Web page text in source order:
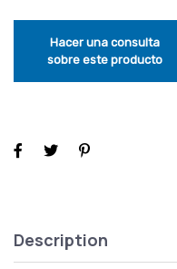
Description